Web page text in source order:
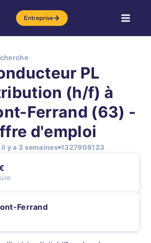
Entreprise
PL
(h/f) à
Ferrand (63) -
d'emploi
il y a 3 semaines 1327908123
Ferrand